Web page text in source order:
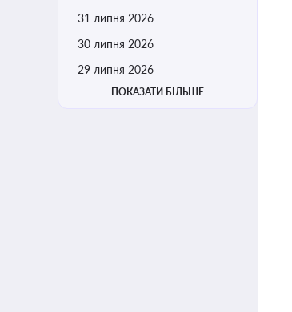
31 липня 2026
30 липня 2026
29 липня 2026
ПОКАЗАТИ БІЛЬШЕ